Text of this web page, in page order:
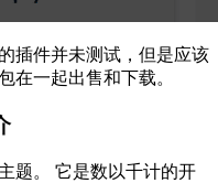
插件并未测试，但是应该
在一起出售和下载。
题。 它是数以千计的开